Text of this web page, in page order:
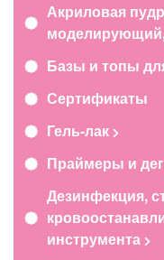
Акриловая
Базы и топы
Сертификаты
Гель-лак
Праймеры и
Дезинфекция,
инструмента